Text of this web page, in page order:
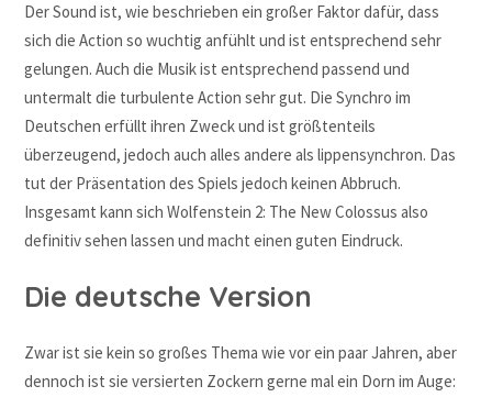
Der Sound ist, wie beschrieben ein großer Faktor dafür, dass
sich die Action so wuchtig anfühlt und ist entsprechend sehr
gelungen. Auch die Musik ist entsprechend passend und
untermalt die turbulente Action sehr gut. Die Synchro im
Deutschen erfüllt ihren Zweck und ist größtenteils
überzeugend, jedoch auch alles andere als lippensynchron. Das
tut der Präsentation des Spiels jedoch keinen Abbruch.
Insgesamt kann sich Wolfenstein 2: The New Colossus also
definitiv sehen lassen und macht einen guten Eindruck.
Die deutsche Version
Zwar ist sie kein so großes Thema wie vor ein paar Jahren, aber
dennoch ist sie versierten Zockern gerne mal ein Dorn im Auge: